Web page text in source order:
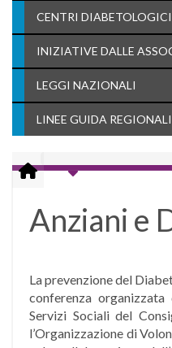
CENTRI DIABETOLOGICI
INIZIATIVE DALLE
LEGGI NAZIONALI
LINEE GUIDA REGIONALI
Anziani e
La prevenzione del
conferenza
Servizi Sociali del
l’Organizzazione di